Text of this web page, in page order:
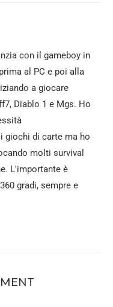
con il gameboy in
al PC e poi alla
a giocare
Diablo 1 e Mgs. Ho
giochi di carte ma ho
molti survival
L'importante è
gradi, sempre e